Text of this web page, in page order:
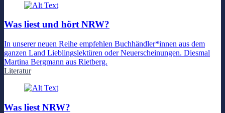
Was liest und hört NRW?
In unserer neuen Reihe empfehlen Buchhändler*innen aus dem
ganzen Land Lieblingslektüren oder Neuerscheinungen. Diesmal
Martina Bergmann aus Rietberg.
Literatur
Was liest NRW?